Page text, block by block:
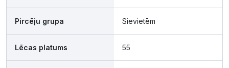
Pircēju grupa Sievietēm
Lēcas platums 55